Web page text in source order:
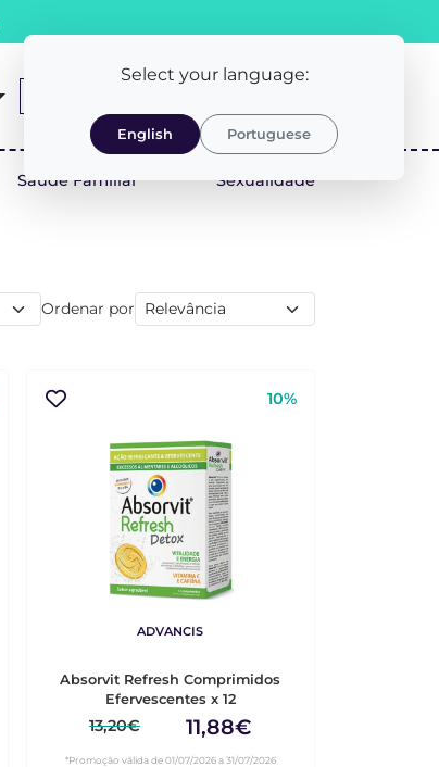
Select your language:
English Portuguese
0
Saúde Familiar Sexualidade
Ordenar por
10%
ADVANCIS
Absorvit Refresh Comprimidos
Efervescentes x 12
13,20€ 11,88€
*Promoção válida de 01/07/2026 a 31/07/2026